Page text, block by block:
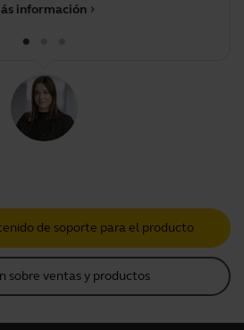
chevron_right
información
de soporte para el producto
sobre ventas y productos